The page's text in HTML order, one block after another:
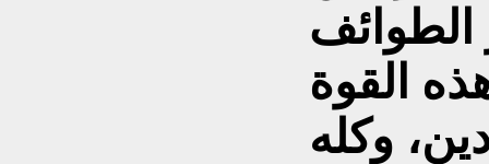
الطوائف
القوة
وكله